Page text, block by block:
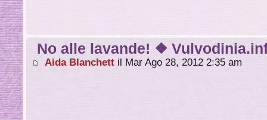
No alle lavande! ❖
Aida Blanchett il Mar Ago 28, 2012 2:35 am